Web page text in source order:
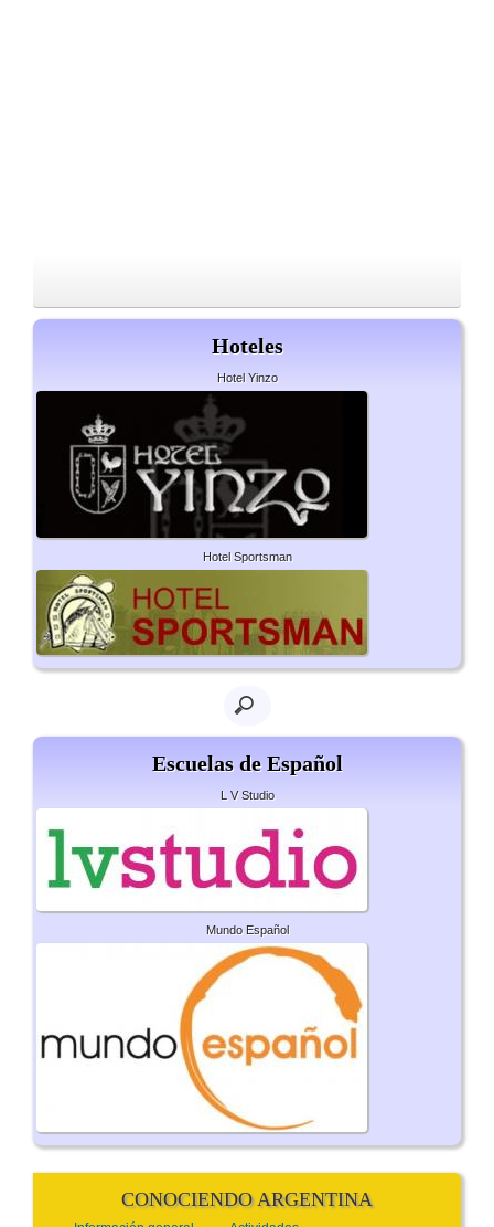
Hoteles
Hotel Yinzo
Hotel Sportsman
Escuelas de Español
L V Studio
Mundo Español
CONOCIENDO ARGENTINA